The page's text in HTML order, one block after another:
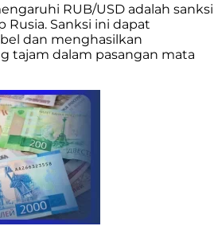
RUB/USD adalah sanksi
Rusia. Sanksi ini dapat
dan menghasilkan
tajam dalam pasangan mata